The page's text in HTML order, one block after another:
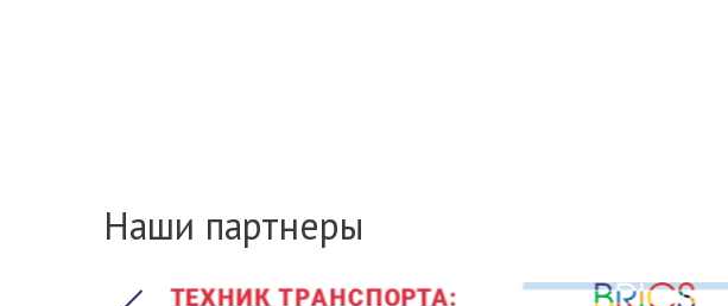
Наши партнеры